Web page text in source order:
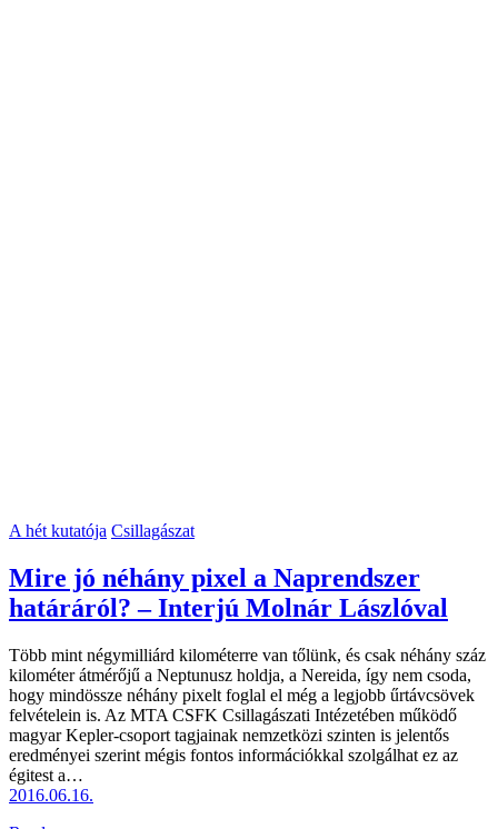
A hét kutatója Csillagászat
Mire jó néhány pixel a Naprendszer
határáról? – Interjú Molnár Lászlóval
Több mint négymilliárd kilométerre van tőlünk, és csak néhány száz
kilométer átmérőjű a Neptunusz holdja, a Nereida, így nem csoda,
hogy mindössze néhány pixelt foglal el még a legjobb űrtávcsövek
felvételein is. Az MTA CSFK Csillagászati Intézetében működő
magyar Kepler-csoport tagjainak nemzetközi szinten is jelentős
eredményei szerint mégis fontos információkkal szolgálhat ez az
égitest a…
2016.06.16.